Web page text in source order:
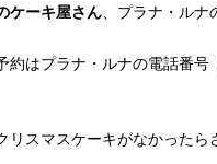
ケーキ屋さん 、プラナ・ルナ
約はプラナ・ルナの電話番号
リスマスケーキがなかった